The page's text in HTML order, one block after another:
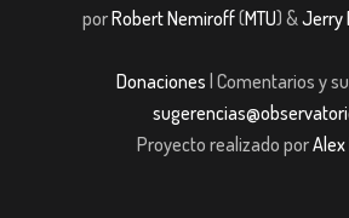
porRobert Nemiroff(MTU) &Jerry
Donaciones | Comentarios y
Proyecto realizado por